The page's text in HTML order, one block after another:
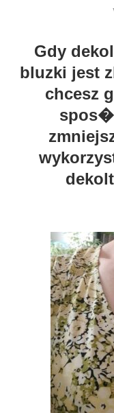
Gdy
bluzki jest
chcesz